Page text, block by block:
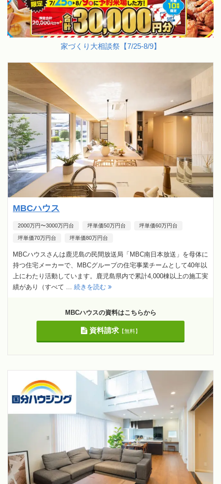
家づくり大相談祭【7/25-8/9】
MBCハウス
2000万円〜3000万円台 坪単価50万円台 坪単価60万円台
坪単価70万円台 坪単価80万円台
MBCハウスさんは鹿児島の民間放送局「MBC南日本放送」を母体に
持つ住宅メーカーで、MBCグループの住宅事業チームとして40年以
上にわたり活動しています。鹿児島県内で累計4,000棟以上の施工実
績があり（すべて ... 続きを読む
MBCハウスの資料はこちらから
資料請求【無料】